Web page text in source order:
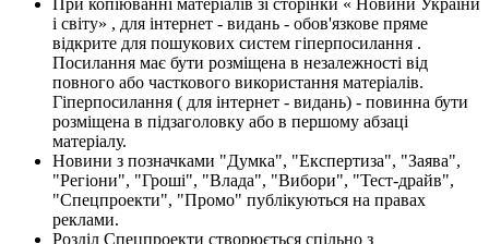
При копіюванні матеріалів зі сторінки « Новини України
і світу» , для інтернет - видань - обов'язкове пряме
відкрите для пошукових систем гіперпосилання .
Посилання має бути розміщена в незалежності від
повного або часткового використання матеріалів.
Гіперпосилання ( для інтернет - видань) - повинна бути
розміщена в підзаголовку або в першому абзаці
матеріалу.
Новини з позначками "Думка", "Експертиза", "Заява",
"Регіони", "Гроші", "Влада", "Вибори", "Тест-драйв",
"Спецпроекти", "Промо" публікуються на правах
реклами.
Розділ Спецпроекти створюється спільно з